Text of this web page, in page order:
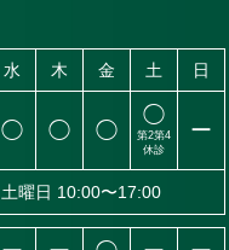
水 木 金 土 日
◯ ◯ ◯
◯
第2第4
休診
ー
土曜日 10:00〜17:00